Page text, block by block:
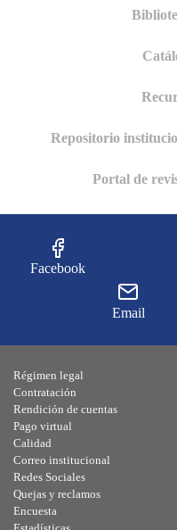
Repositorio
Portal de
Facebook
Email
Régimen legal
Contratación
Rendición de cuentas
Pago virtual
Calidad
Correo institucional
Redes Sociales
Quejas y reclamos
Encuesta